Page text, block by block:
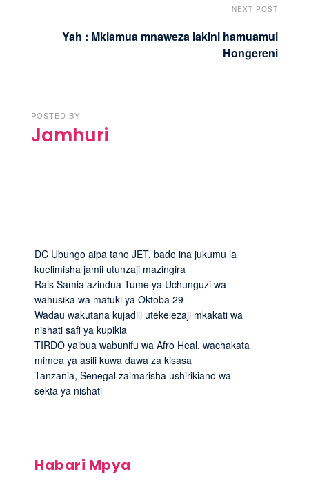
NEXT POST
Yah : Mkiamua mnaweza lakini hamuamui
Hongereni
POSTED BY
Jamhuri
DC Ubungo aipa tano JET, bado ina jukumu la
kuelimisha jamii utunzaji mazingira
Rais Samia azindua Tume ya Uchunguzi wa
wahusika wa matuki ya Oktoba 29
Wadau wakutana kujadili utekelezaji mkakati wa
nishati safi ya kupikia
TIRDO yaibua wabunifu wa Afro Heal, wachakata
mimea ya asili kuwa dawa za kisasa
Tanzania, Senegal zaimarisha ushirikiano wa
sekta ya nishati
Habari Mpya